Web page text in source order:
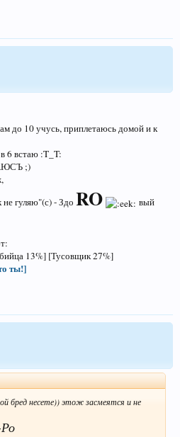
до 10 учусь, приплетаюсь домой и к
6 встаю :T_T:
;)
гуляю"(с) - Здо RO
вый
13%] [Тусовщик 27%]
ты!]
бред несете)) этож засмеятся и не